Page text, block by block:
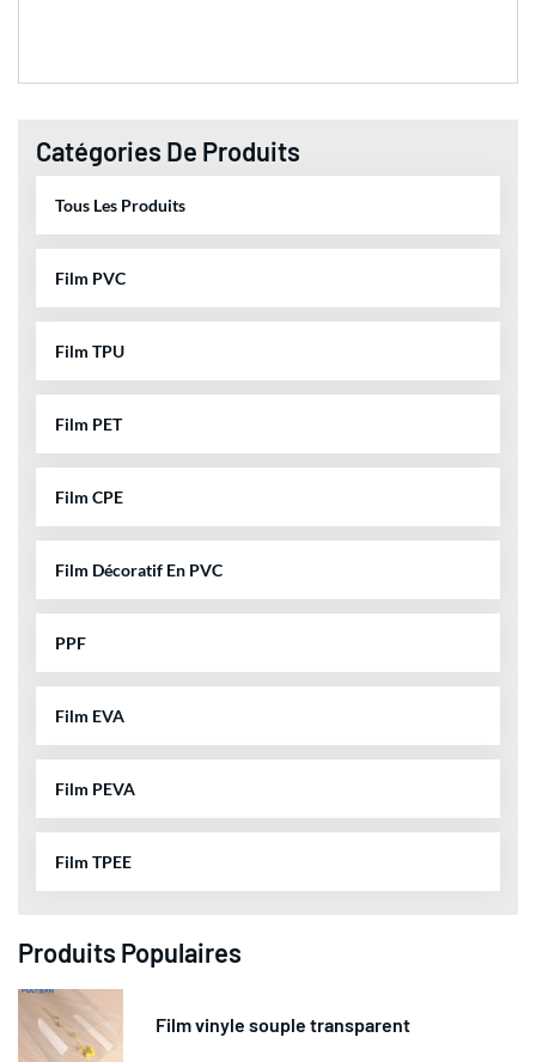
Catégories De Produits
Tous Les Produits
Film PVC
Film TPU
Film PET
Film CPE
Film Décoratif En PVC
PPF
Film EVA
Film PEVA
Film TPEE
Produits Populaires
Film vinyle souple transparent